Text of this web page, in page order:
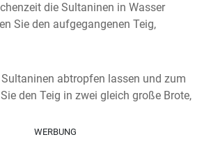
die Sultaninen in Wasser
Sie den aufgegangenen Teig,
abtropfen lassen und zum
den Teig in zwei gleich große Brote,
WERBUNG